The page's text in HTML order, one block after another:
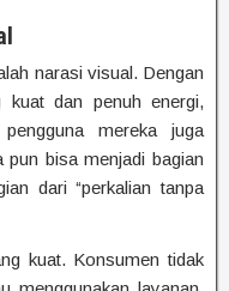
narasi visual. Dengan
kuat dan penuh energi,
mereka juga
bisa menjadi bagian
dari “perkalian tanpa
kuat. Konsumen tidak